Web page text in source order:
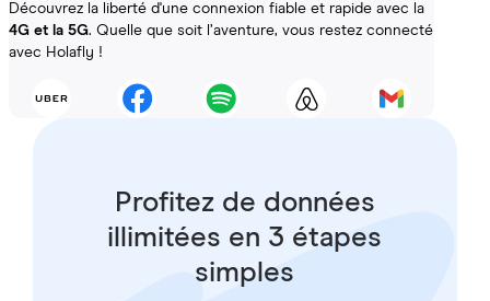
Découvrez la liberté d'une connexion fiable et rapide avec la
4G et la 5G. Quelle que soit l’aventure, vous restez connecté
avec Holafly !
Profitez de données
illimitées en 3 étapes
simples